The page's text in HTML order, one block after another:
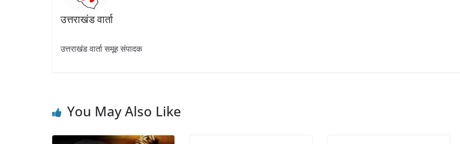
उत्तराखंड वार्ता
उत्तराखंड वार्ता समूह संपादक
You May Also Like